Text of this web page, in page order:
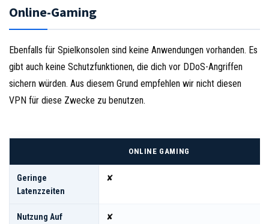
Online-Gaming
Ebenfalls für Spielkonsolen sind keine Anwendungen vorhanden. Es
gibt auch keine Schutzfunktionen, die dich vor DDoS-Angriffen
sichern würden. Aus diesem Grund empfehlen wir nicht diesen
VPN für diese Zwecke zu benutzen.
ONLINE GAMING
Geringe
Latenzzeiten
✘
Nutzung Auf
✘